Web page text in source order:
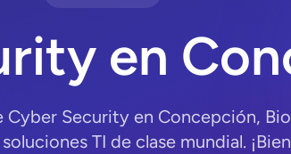
en
Cyber Security en Concepción,
TI de clase mundial.